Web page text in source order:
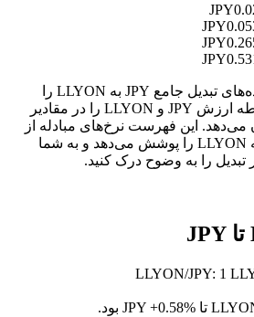
در جدول بالا، نمودار داده‌های تبدیل جامع JPY به LLYON را
مشاهده می‌کنید که رابطه ارزش JPY و LLYON را در مقادیر
می‌دهد. این فهرست نرخ‌های مبادله از
1 JPY تا 100000 JPY به LLYON را پوشش می‌دهد و به شما
را به وضوح درک کنید.
LLYON/JPY: 1
+0.58%
بود.